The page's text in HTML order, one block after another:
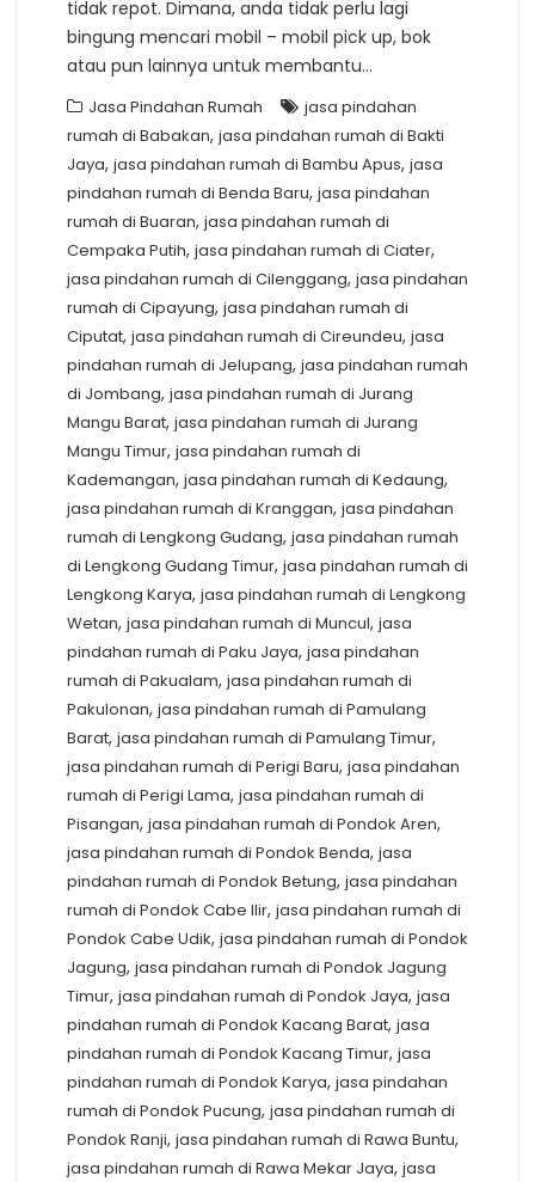
tidak repot. Dimana, anda tidak perlu lagi
bingung mencari mobil – mobil pick up, bok
atau pun lainnya untuk membantu…
Jasa Pindahan Rumah
jasa pindahan
rumah di Babakan, jasa pindahan rumah di Bakti
Jaya, jasa pindahan rumah di Bambu Apus, jasa
pindahan rumah di Benda Baru, jasa pindahan
rumah di Buaran, jasa pindahan rumah di
Cempaka Putih, jasa pindahan rumah di Ciater,
jasa pindahan rumah di Cilenggang, jasa pindahan
rumah di Cipayung, jasa pindahan rumah di
Ciputat, jasa pindahan rumah di Cireundeu, jasa
pindahan rumah di Jelupang, jasa pindahan rumah
di Jombang, jasa pindahan rumah di Jurang
Mangu Barat, jasa pindahan rumah di Jurang
Mangu Timur, jasa pindahan rumah di
Kademangan, jasa pindahan rumah di Kedaung,
jasa pindahan rumah di Kranggan, jasa pindahan
rumah di Lengkong Gudang, jasa pindahan rumah
di Lengkong Gudang Timur, jasa pindahan rumah di
Lengkong Karya, jasa pindahan rumah di Lengkong
Wetan, jasa pindahan rumah di Muncul, jasa
pindahan rumah di Paku Jaya, jasa pindahan
rumah di Pakualam, jasa pindahan rumah di
Pakulonan, jasa pindahan rumah di Pamulang
Barat, jasa pindahan rumah di Pamulang Timur,
jasa pindahan rumah di Perigi Baru, jasa pindahan
rumah di Perigi Lama, jasa pindahan rumah di
Pisangan, jasa pindahan rumah di Pondok Aren,
jasa pindahan rumah di Pondok Benda, jasa
pindahan rumah di Pondok Betung, jasa pindahan
rumah di Pondok Cabe Ilir, jasa pindahan rumah di
Pondok Cabe Udik, jasa pindahan rumah di Pondok
Jagung, jasa pindahan rumah di Pondok Jagung
Timur, jasa pindahan rumah di Pondok Jaya, jasa
pindahan rumah di Pondok Kacang Barat, jasa
pindahan rumah di Pondok Kacang Timur, jasa
pindahan rumah di Pondok Karya, jasa pindahan
rumah di Pondok Pucung, jasa pindahan rumah di
Pondok Ranji, jasa pindahan rumah di Rawa Buntu,
jasa pindahan rumah di Rawa Mekar Jaya, jasa